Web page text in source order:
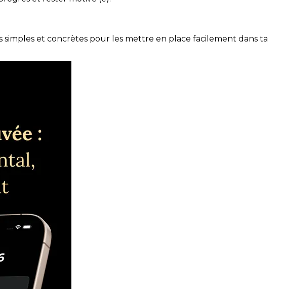
et concrètes pour les mettre en place facilement dans ta